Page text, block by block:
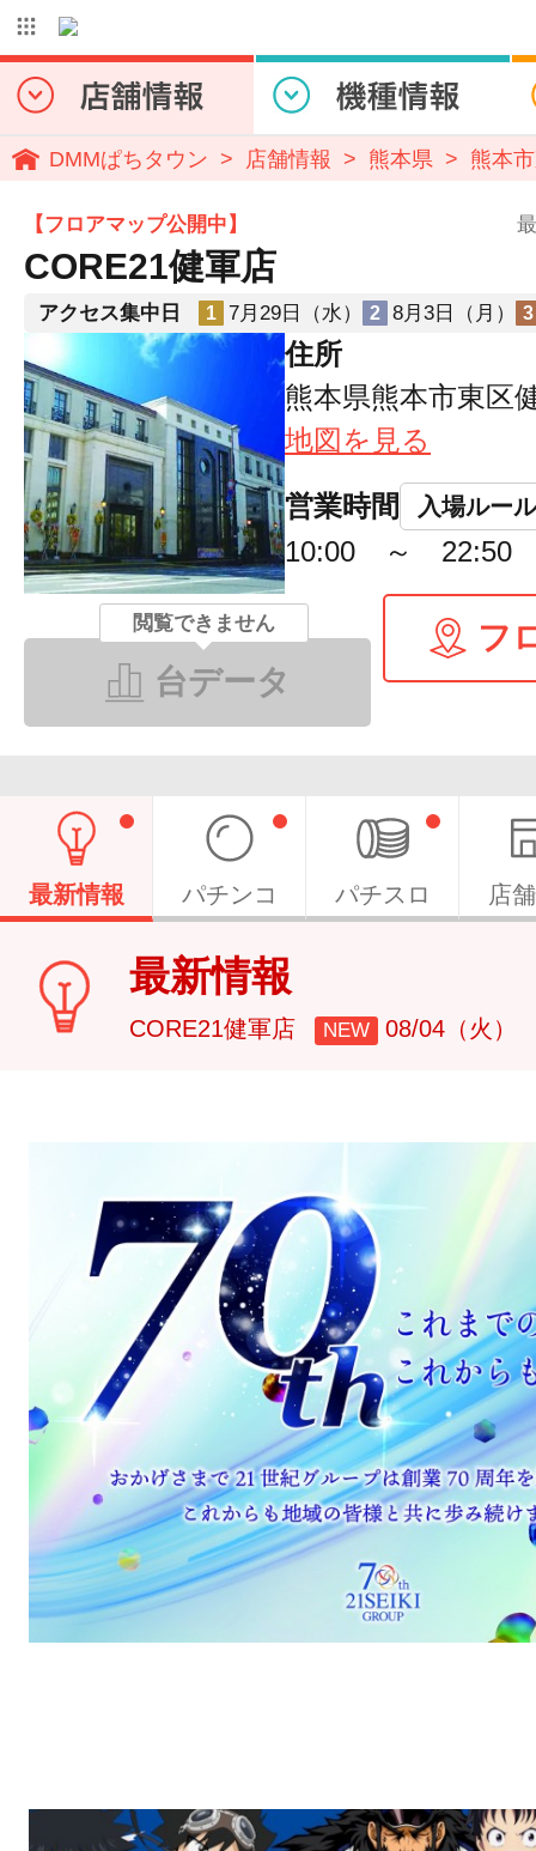
DMMぱちタウン 店舗情報 熊本県 熊本
【フロアマップ公開中】
CORE21健軍店
アクセス集中日 1 7月29日（水） 2 8月3日（月） 3
住所
熊本県熊本市東区
地図を見る
営業時間 入場ルール
10:00 ～ 22:50
閲覧できません
台データ
フ
最新情報 パチンコ パチスロ 店
最新情報
CORE21健軍店 NEW 08/04（火）